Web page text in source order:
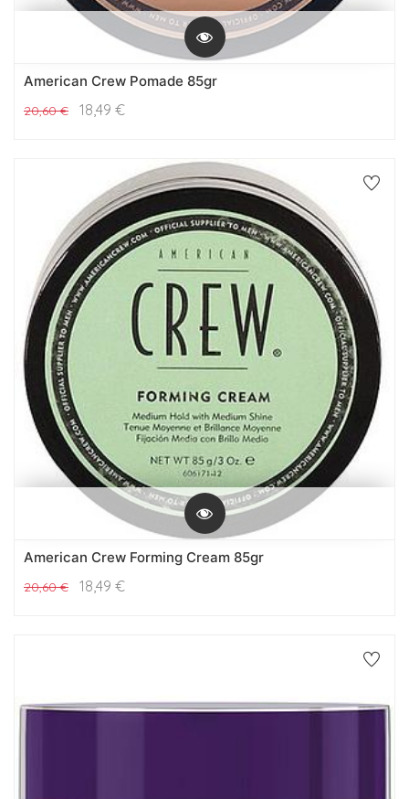
American Crew Pomade 85gr
20,60€ 18,49 €
American Crew Forming Cream 85gr
20,60€ 18,49 €